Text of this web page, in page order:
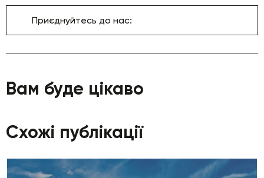
Приєднуйтесь до нас:
Вам буде цікаво
Схожі публікації